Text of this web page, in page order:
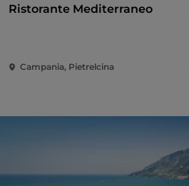
Ristorante Mediterraneo
Campania, Pietrelcina